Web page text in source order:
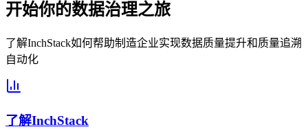
开始你的数据治理之旅
了解InchStack如何帮助制造企业实现数据质量提升和质量追溯
自动化
了解InchStack